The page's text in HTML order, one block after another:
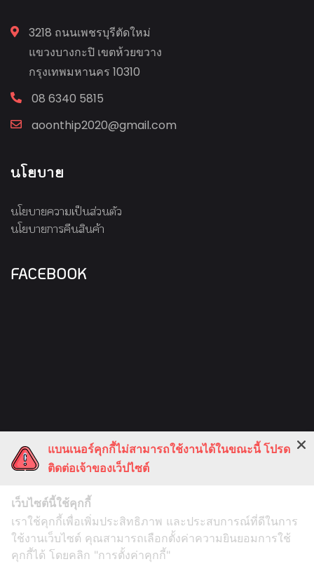
3218 ถนนเพชรบุรีตัดใหม่
แขวงบางกะปิ เขตห้วยขวาง
กรุงเทพมหานคร 10310
08 6340 5815
aoonthip2020@gmail.com
นโยบาย
นโยบายความเป็นส่วนตัว
นโยบายการคืนสินค้า
FACEBOOK
แบนเนอร์คุกกี้ไม่สามารถใช้งานได้ในขณะนี้ โปรด
ติดต่อเจ้าของเว็ปไซต์
เว็บไซต์นี้ใช้คุกกี้
เราใช้คุกกี้เพื่อเพิ่มประสิทธิภาพ และประสบการณ์ที่ดีในการ
ใช้งานเว็บไซต์ คุณสามารถเลือกตั้งค่าความยินยอมการใช้
คุกกี้ได้ โดยคลิก "การตั้งค่าคุกกี้"